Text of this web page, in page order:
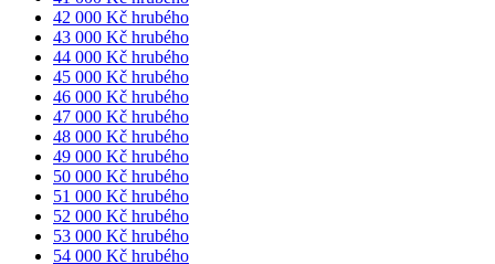
42 000 Kč hrubého
43 000 Kč hrubého
44 000 Kč hrubého
45 000 Kč hrubého
46 000 Kč hrubého
47 000 Kč hrubého
48 000 Kč hrubého
49 000 Kč hrubého
50 000 Kč hrubého
51 000 Kč hrubého
52 000 Kč hrubého
53 000 Kč hrubého
54 000 Kč hrubého